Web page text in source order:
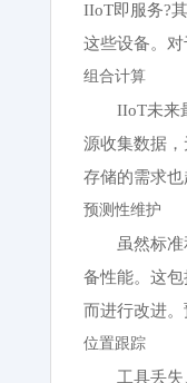
IIoT即服务?
这些设备。对
组合计算
IIoT未来
源收集数据
存储的需求也
预测性维护
虽然标
备性能。这
而进行改进。
位置跟踪
工具丢